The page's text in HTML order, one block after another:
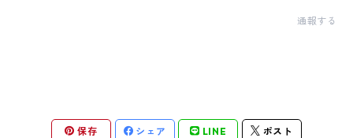
通報する
保存 シェア LINE ポスト